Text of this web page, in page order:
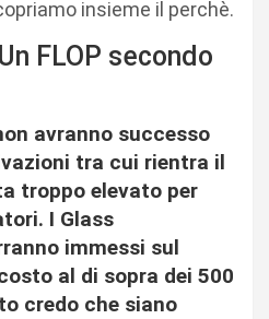
insieme il perchè.
FLOP secondo
avranno successo
tra cui rientra il
troppo elevato per
I Glass
immessi sul
al di sopra dei 500
credo che siano